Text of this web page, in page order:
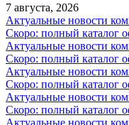
7 августа, 2026
Актуальные новости
Скоро: полный каталог
Актуальные новости
Скоро: полный каталог
Актуальные новости
Скоро: полный каталог
Актуальные новости
Скоро: полный каталог
Актуальные новости